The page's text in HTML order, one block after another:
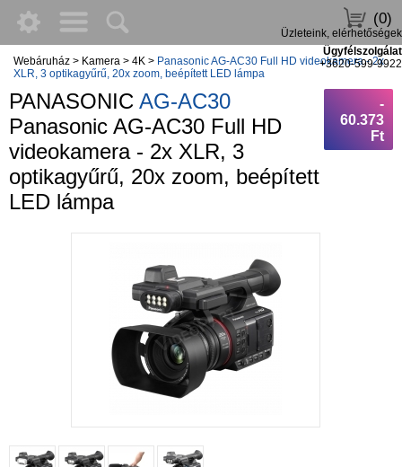
(0)
Üzleteink, elérhetőségek
Ügyfélszolgálat
+3620-599-9922
Webáruház > Kamera > 4K > Panasonic AG-AC30 Full HD videokamera - 2x
XLR, 3 optikagyűrű, 20x zoom, beépített LED lámpa
PANASONIC AG-AC30
Panasonic AG-AC30 Full HD
videokamera - 2x XLR, 3
optikagyűrű, 20x zoom, beépített
LED lámpa
-
60.373
Ft